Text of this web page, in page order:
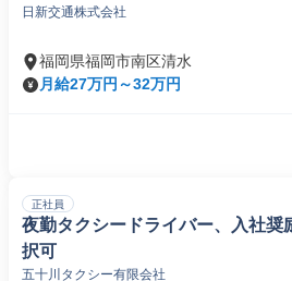
日新交通株式会社
福岡県福岡市南区清水
月給27万円～32万円
正社員
夜勤タクシードライバー、入社奨
択可
五十川タクシー有限会社